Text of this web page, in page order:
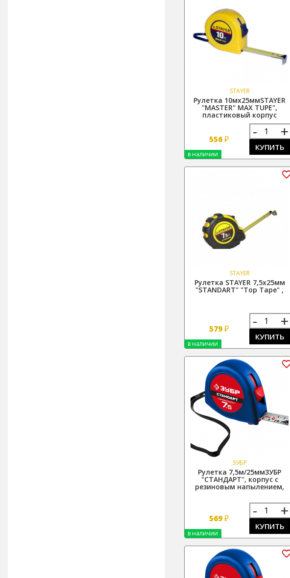
STAYER
Рулетка 10мх25ммSTAYER
"MASTER" MAX TUPE",
пластиковый корпус
556 ₽ - +
КУПИТЬ
в наличии
STAYER
Рулетка STAYER 7,5х25мм
"STANDART" "Top Tape" ,
579 ₽ - +
КУПИТЬ
в наличии
ЗУБР
Рулетка 7,5м/25ммЗУБР
"СТАНДАРТ", корпус с
резиновым напылением,
569 ₽ - +
КУПИТЬ
в наличии